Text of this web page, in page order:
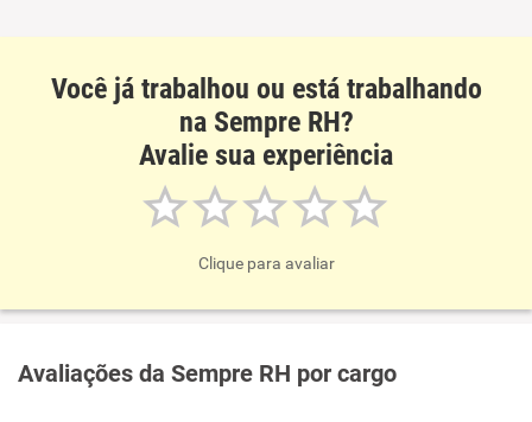
Benefícios
Não recomenda esta empresa
Você já trabalhou ou está trabalhando
na Sempre RH?
Avalie sua experiência
Clique para avaliar
Avaliações da Sempre RH por cargo